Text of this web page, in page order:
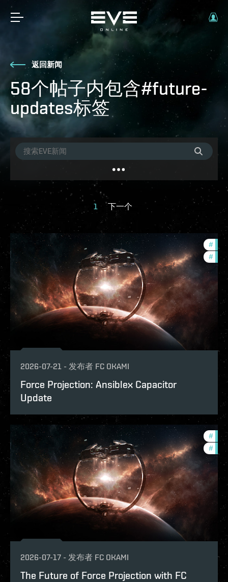
返回新闻
58个帖子内包含#future-
updates标签
1 下一个
#
#
2026-07-21 - 发布者 FC OKAMI
Force Projection: Ansiblex Capacitor
Update
#
#
2026-07-17 - 发布者 FC OKAMI
The Future of Force Projection with FC